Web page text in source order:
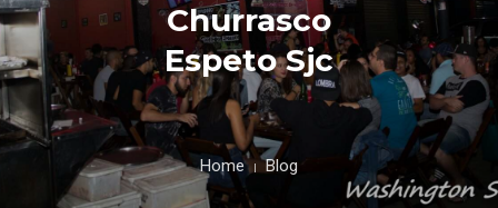
Churrasco
Espeto Sjc
Home Blog